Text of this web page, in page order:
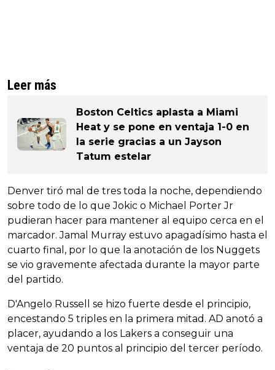
Leer más
Boston Celtics aplasta a Miami
Heat y se pone en ventaja 1-0 en
la serie gracias a un Jayson
Tatum estelar
Denver tiró mal de tres toda la noche, dependiendo
sobre todo de lo que Jokic o Michael Porter Jr
pudieran hacer para mantener al equipo cerca en el
marcador. Jamal Murray estuvo apagadísimo hasta el
cuarto final, por lo que la anotación de los Nuggets
se vio gravemente afectada durante la mayor parte
del partido.
D'Angelo Russell se hizo fuerte desde el principio,
encestando 5 triples en la primera mitad. AD anotó a
placer, ayudando a los Lakers a conseguir una
ventaja de 20 puntos al principio del tercer período.